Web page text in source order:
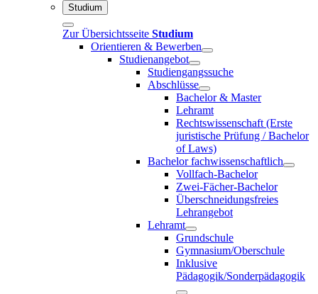
Studium
Zur Übersichtsseite Studium
Orientieren & Bewerben
Studienangebot
Studiengangssuche
Abschlüsse
Bachelor & Master
Lehramt
Rechtswissenschaft (Erste
juristische Prüfung / Bachelor
of Laws)
Bachelor fachwissenschaftlich
Vollfach-Bachelor
Zwei-Fächer-Bachelor
Überschneidungsfreies
Lehrangebot
Lehramt
Grundschule
Gymnasium/Oberschule
Inklusive
Pädagogik/Sonderpädagogik